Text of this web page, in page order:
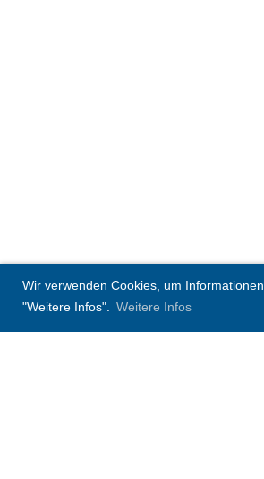
Wir verwenden Cookies, um
"Weitere Infos". Weitere Infos